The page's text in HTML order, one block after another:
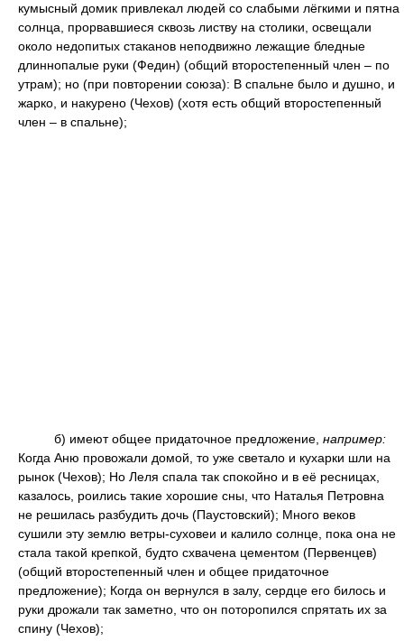
кумысный домик привлекал людей со слабыми лёгкими и пятна
солнца, прорвавшиеся сквозь листву на столики, освещали
около недопитых стаканов неподвижно лежащие бледные
длиннопалые руки (Федин) (общий второстепенный член – по
утрам); но (при повторении союза): В спальне было и душно, и
жарко, и накурено (Чехов) (хотя есть общий второстепенный
член – в спальне);
б) имеют общее придаточное предложение, например:
Когда Аню провожали домой, то уже светало и кухарки шли на
рынок (Чехов); Но Леля спала так спокойно и в её ресницах,
казалось, роились такие хорошие сны, что Наталья Петровна
не решилась разбудить дочь (Паустовский); Много веков
сушили эту землю ветры-суховеи и калило солнце, пока она не
стала такой крепкой, будто схвачена цементом (Первенцев)
(общий второстепенный член и общее придаточное
предложение); Когда он вернулся в залу, сердце его билось и
руки дрожали так заметно, что он поторопился спрятать их за
спину (Чехов);